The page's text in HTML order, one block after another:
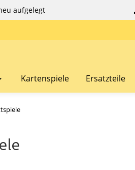
aufgelegt
Kartenspiele Ersatzteile